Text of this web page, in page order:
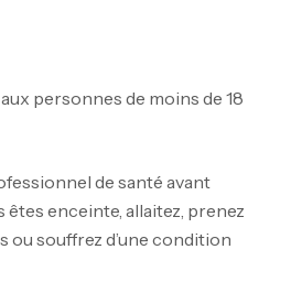
personnes de moins de 18
de santé avant
êtes enceinte, allaitez, prenez
ou souffrez d’une condition